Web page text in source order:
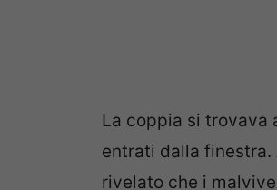
La coppia si trovava
entrati dalla finestra.
rivelato che i